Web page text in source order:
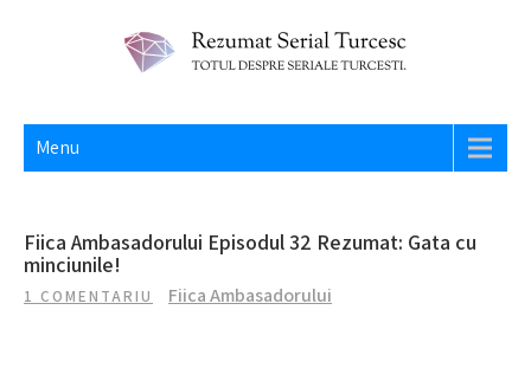
REZUMAT SERIAL TURCESC
Menu
Fiica Ambasadorului Episodul 32 Rezumat: Gata cu
minciunile!
1 COMENTARIU Fiica Ambasadorului